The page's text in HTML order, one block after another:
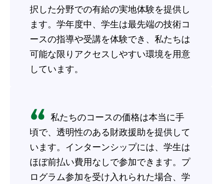
択した分野での有給の実地体験を提供し
ます。学年度中、学生は最先端の技術コ
ースの指導や受講を体験でき、私たちは
可能な限りアクセスしやすい環境を用意
しています。
私たちのコースの価格は本当に手
頃で、透明性のある財政援助を提供して
います。インターンシップには、学生は
ほぼ前払い費用なしで参加できます。プ
ログラム参加を受け入れられた場合、学